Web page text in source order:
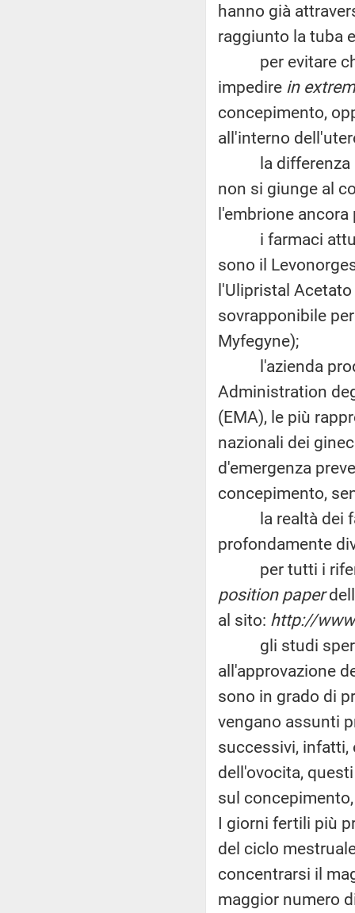
hanno già
raggiunto la tuba
per evitare che
impedire in
concepimento,
all'interno
la differenza
non si giunge al
l'embrione
i farmaci
sono il
l'Ulipristal
sovrapponibile
Myfegyne);
l'azienda
Administration
(EMA), le più
nazionali dei
d'emergenza
concepimento,
la realtà dei
profondamente
per tutti i
position paper
al sito: http://
gli studi
all'approvazione
sono in grado di
vengano assunti
successivi,
dell'ovocita,
sul
I giorni fertili più
del ciclo
concentrarsi il
maggior numero